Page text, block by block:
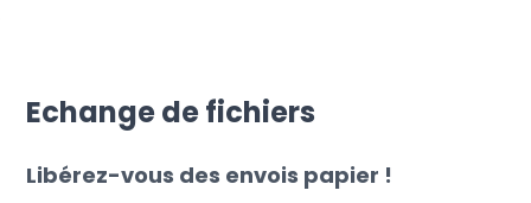
Echange de fichiers
Libérez-vous des envois papier !